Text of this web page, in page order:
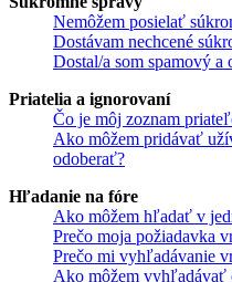
Nemôžem posielať
Dostávam nechcené
Dostal/a som spamový
Priatelia a ignorovaní
Čo je môj zoznam
Ako môžem pridávať
odoberať?
Hľadanie na fóre
Ako môžem hľadať v
Prečo moja požiadavka
Prečo mi vyhľadávanie
Ako môžem vyhľadávať